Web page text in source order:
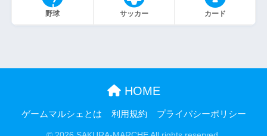
野球 サッカー カード
HOME
ゲームマルシェとは 利用規約 プライバシーポリシー